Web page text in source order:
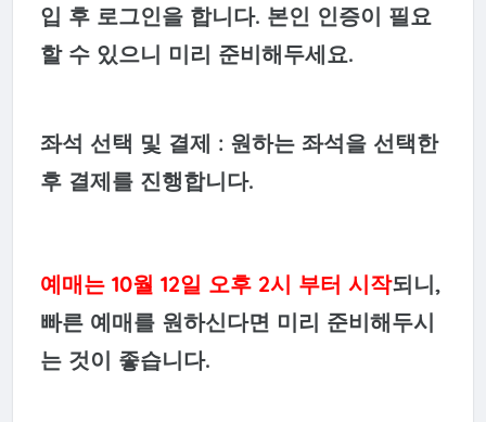
입 후 로그인을 합니다. 본인 인증이 필요
할 수 있으니 미리 준비해두세요.
좌석 선택 및 결제 : 원하는 좌석을 선택한
후 결제를 진행합니다.
예매는 10월 12일 오후 2시 부터 시작되니,
빠른 예매를 원하신다면 미리 준비해두시
는 것이 좋습니다.